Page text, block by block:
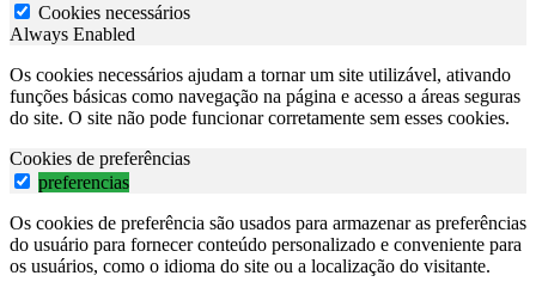
Cookies necessários
Always Enabled
Os cookies necessários ajudam a tornar um site utilizável, ativando
funções básicas como navegação na página e acesso a áreas seguras
do site. O site não pode funcionar corretamente sem esses cookies.
Cookies de preferências
preferencias
Os cookies de preferência são usados para armazenar as preferências
do usuário para fornecer conteúdo personalizado e conveniente para
os usuários, como o idioma do site ou a localização do visitante.